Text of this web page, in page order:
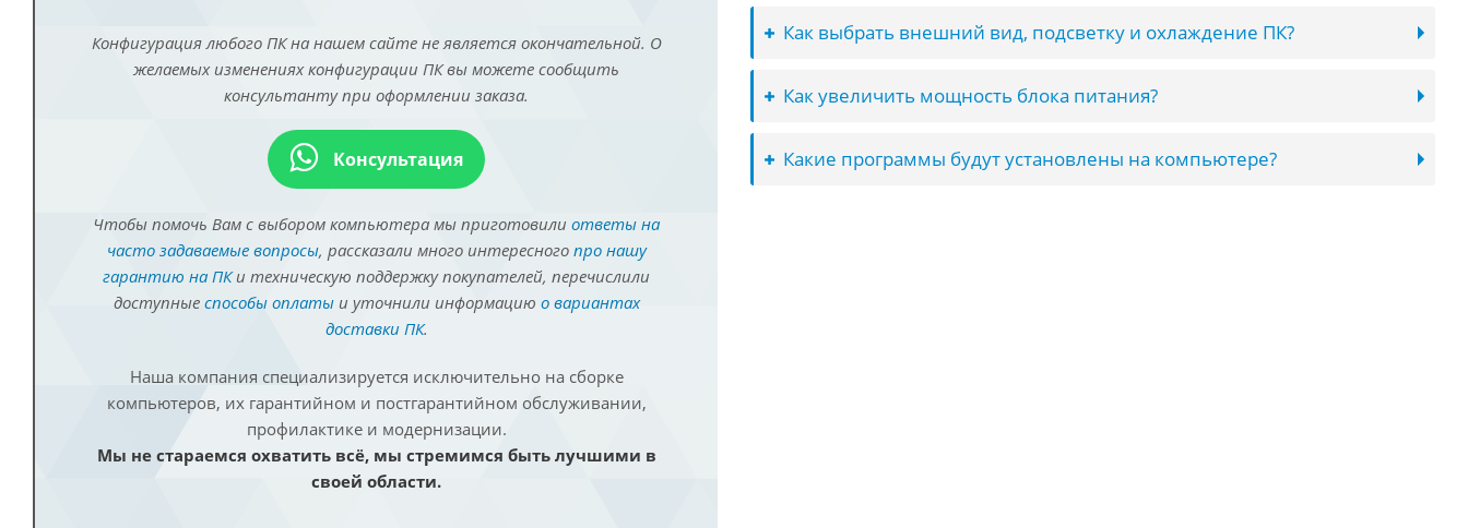
Конфигурация любого ПК на нашем сайте не является окончательной. О
желаемых изменениях конфигурации ПК вы можете сообщить
консультанту при оформлении заказа.
Консультация
Чтобы помочь Вам с выбором компьютера мы приготовили ответы на
часто задаваемые вопросы, рассказали много интересного про нашу
гарантию на ПКи техническую поддержку покупателей, перечислили
доступные способы оплатыи уточнили информацию о вариантах
доставки ПК.
Наша компания специализируется исключительно на сборке
компьютеров, их гарантийном и постгарантийном обслуживании,
профилактике и модернизации.
Мы не стараемся охватить всё, мы стремимся быть лучшими в
своей области.
Как выбрать внешний вид, подсветку и охлаждение ПК?
Как увеличить мощность блока питания?
Какие программы будут установлены на компьютере?